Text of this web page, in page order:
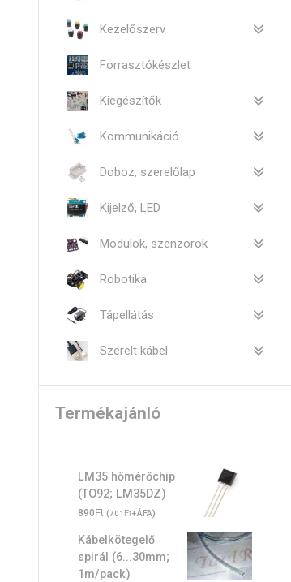
Kezelőszerv
Forrasztókészlet
Kiegészítők
Kommunikáció
Doboz, szerelőlap
Kijelző, LED
Modulok, szenzorok
Robotika
Tápellátás
Szerelt kábel
Termékajánló
LM35 hőmérőchip
(TO92; LM35DZ)
890Ft (701 Ft+ÁFA)
Kábelkötegelő
spirál (6...30mm;
1m/pack)